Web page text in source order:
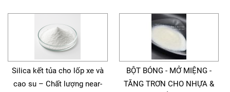
Silica kết tủa cho lốp xe và
cao su – Chất lượng near-
BỘT BÓNG - MỞ MIỆNG -
TĂNG TRƠN CHO NHỰA &